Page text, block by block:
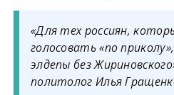
«Для тех россиян,
голосовать «по
элдепы без
политолог Илья